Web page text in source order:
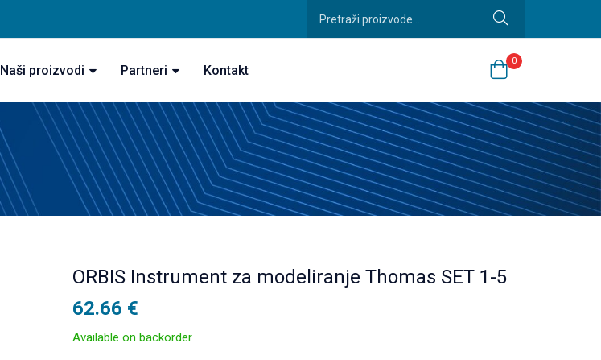
Naši proizvodi Partneri Kontakt
0
ORBIS Instrument za modeliranje Thomas SET 1-5
62.66 €
Available on backorder